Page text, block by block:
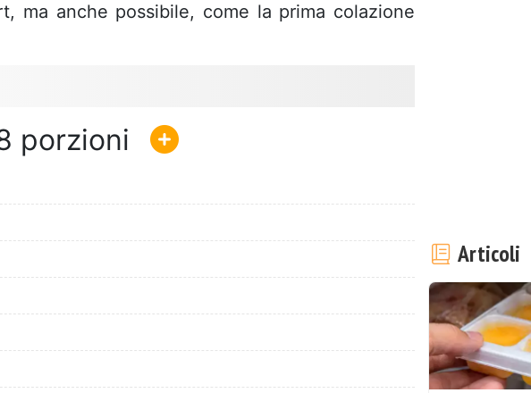
ma anche possibile, come la prima colazione
Articoli